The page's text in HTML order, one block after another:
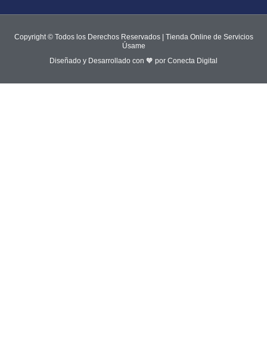
Copyright © Todos los Derechos Reservados | Tienda Online de Servicios
Úsame
Diseñado y Desarrollado con 🧡 por Conecta Digital